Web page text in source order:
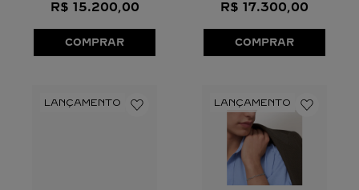
R$ 15.200,00
COMPRAR
R$ 17.300,00
COMPRAR